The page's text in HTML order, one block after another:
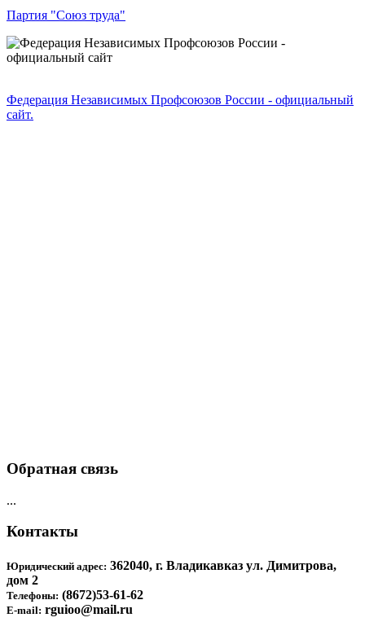
Партия "Союз труда"
Федерация Независимых Профсоюзов России - официальный
сайт.
Обратная связь
...
Контакты
Юридический адрес: 362040, г. Владикавказ ул. Димитрова,
дом 2
Телефоны: (8672)53-61-62
E-mail: rguioo@mail.ru